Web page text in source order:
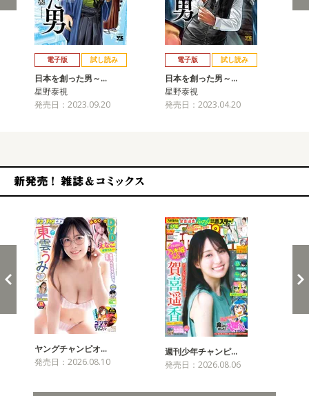
電子版 試し読み
日本を創った男～…
星野泰視
発売日：2023.09.20
電子版 試し読み
日本を創った男～…
星野泰視
発売日：2023.04.20
ヤングチャンピオ…
発売日：2026.08.10
週刊少年チャンピ…
発売日：2026.08.06